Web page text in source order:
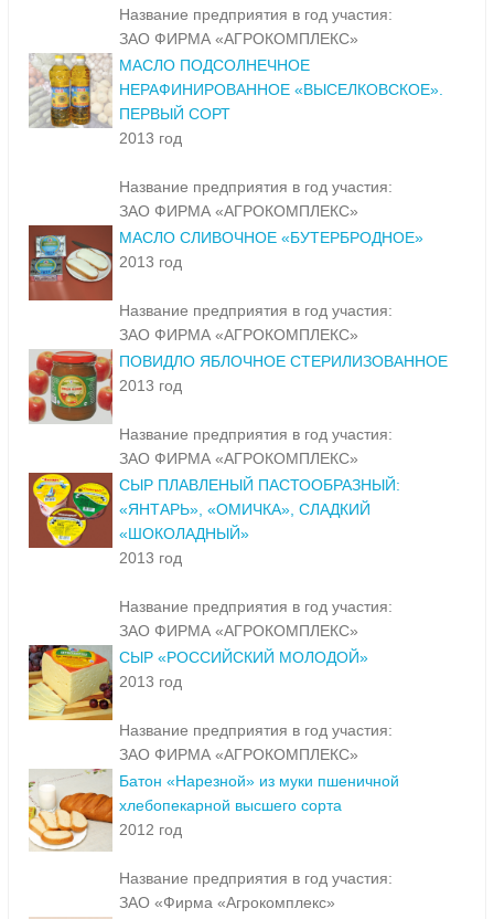
Название предприятия в год участия:
ЗАО ФИРМА «АГРОКОМПЛЕКС»
МАСЛО ПОДСОЛНЕЧНОЕ
НЕРАФИНИРОВАННОЕ «ВЫСЕЛКОВСКОЕ».
ПЕРВЫЙ СОРТ
2013 год
Название предприятия в год участия:
ЗАО ФИРМА «АГРОКОМПЛЕКС»
МАСЛО СЛИВОЧНОЕ «БУТЕРБРОДНОЕ»
2013 год
Название предприятия в год участия:
ЗАО ФИРМА «АГРОКОМПЛЕКС»
ПОВИДЛО ЯБЛОЧНОЕ СТЕРИЛИЗОВАННОЕ
2013 год
Название предприятия в год участия:
ЗАО ФИРМА «АГРОКОМПЛЕКС»
СЫР ПЛАВЛЕНЫЙ ПАСТООБРАЗНЫЙ:
«ЯНТАРЬ», «ОМИЧКА», СЛАДКИЙ
«ШОКОЛАДНЫЙ»
2013 год
Название предприятия в год участия:
ЗАО ФИРМА «АГРОКОМПЛЕКС»
СЫР «РОССИЙСКИЙ МОЛОДОЙ»
2013 год
Название предприятия в год участия:
ЗАО ФИРМА «АГРОКОМПЛЕКС»
Батон «Нарезной» из муки пшеничной
хлебопекарной высшего сорта
2012 год
Название предприятия в год участия:
ЗАО «Фирма «Агрокомплекс»